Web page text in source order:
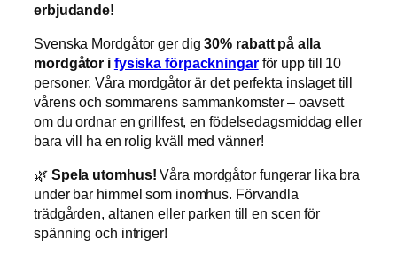
erbjudande!
Svenska Mordgåtor ger dig30% rabatt på alla
mordgåtor i fysiska förpackningarför upp till 10
personer. Våra mordgåtor är det perfekta inslaget till
vårens och sommarens sammankomster – oavsett
om du ordnar en grillfest, en födelsedagsmiddag eller
bara vill ha en rolig kväll med vänner!
🌿 Spela utomhus! Våra mordgåtor fungerar lika bra
under bar himmel som inomhus. Förvandla
trädgården, altanen eller parken till en scen för
spänning och intriger!